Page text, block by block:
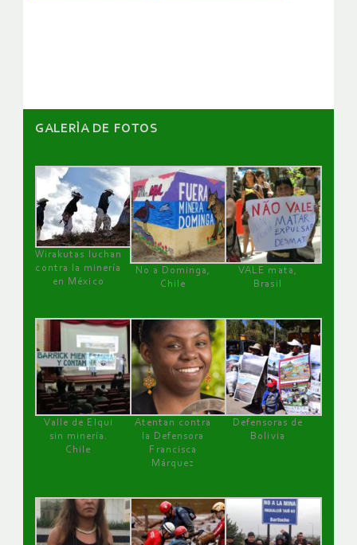
GALERÌA DE FOTOS
Wirakutas luchan
contra la minería
en México
No a Dominga,
Chile
VALE mata,
Brasil
Valle de Elqui
sin minería.
Chile
Atentan contra
la Defensora
Francisca
Márquez
Defensoras de
Bolivia